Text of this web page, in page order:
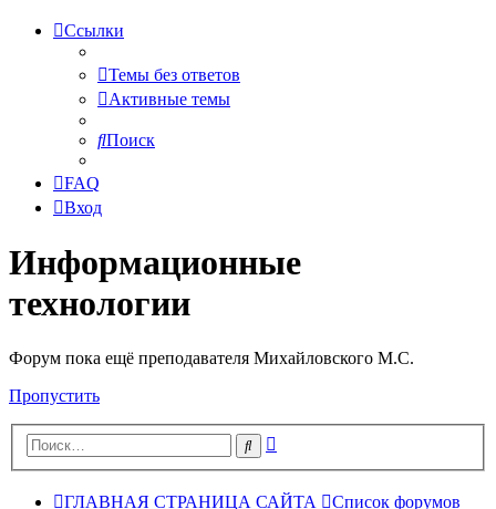
Ссылки
Темы без ответов
Активные темы
Поиск
FAQ
Вход
Информационные
технологии
Форум пока ещё преподавателя Михайловского М.С.
Пропустить
Поиск
ГЛАВНАЯ СТРАНИЦА САЙТА
Список форумов